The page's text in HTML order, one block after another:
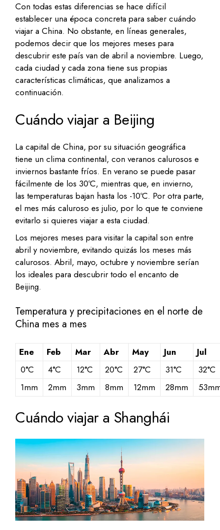
Con todas estas diferencias se hace difícil
establecer una época concreta para saber cuándo
viajar a China. No obstante, en líneas generales,
podemos decir que los mejores meses para
descubrir este país van de abril a noviembre. Luego,
cada ciudad y cada zona tiene sus propias
características climáticas, que analizamos a
continuación.
Cuándo viajar a Beijing
La capital de China, por su situación geográfica
tiene un clima continental, con veranos calurosos e
inviernos bastante fríos. En verano se puede pasar
fácilmente de los 30ºC, mientras que, en invierno,
las temperaturas bajan hasta los -10ºC. Por otra parte,
el mes más caluroso es julio, por lo que te conviene
evitarlo si quieres viajar a esta ciudad.
Los mejores meses para visitar la capital son entre
abril y noviembre, evitando quizás los meses más
calurosos. Abril, mayo, octubre y noviembre serían
los ideales para descubrir todo el encanto de
Beijing.
Temperatura y precipitaciones en el norte de
China mes a mes
Ene Feb Mar Abr May Jun
Jul
0°C 4°C 12°C 20°C 27°C 31°C 32°C
1mm 2mm 3mm 8mm 12mm 28mm 53
Cuándo viajar a Shanghái